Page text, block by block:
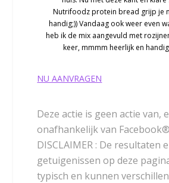
Nutrifoodz protein bread grijp je
handig;)) Vandaag ook weer even
heb ik de mix aangevuld met
keer, mmmm heerlijk en
NU AANVRAGEN
Deze actie is geen actie van,
onafhankelijk van
DISCLAIMER : De resultaten
getuigenissen op deze
typisch en kunnen